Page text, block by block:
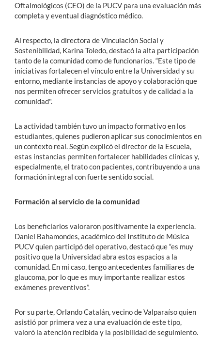
Oftalmológicos (CEO) de la PUCV para una evaluación más
completa y eventual diagnóstico médico.
Al respecto, la directora de Vinculación Social y
Sostenibilidad, Karina Toledo, destacó la alta participación
tanto de la comunidad como de funcionarios. “Este tipo de
iniciativas fortalecen el vínculo entre la Universidad y su
entorno, mediante instancias de apoyo y colaboración que
nos permiten ofrecer servicios gratuitos y de calidad a la
comunidad".
La actividad también tuvo un impacto formativo en los
estudiantes, quienes pudieron aplicar sus conocimientos en
un contexto real. Según explicó el director de la Escuela,
estas instancias permiten fortalecer habilidades clínicas y,
especialmente, el trato con pacientes, contribuyendo a una
formación integral con fuerte sentido social.
Formación al servicio de la comunidad
Los beneficiarios valoraron positivamente la experiencia.
Daniel Bahamondes, académico del Instituto de Música
PUCV quien participó del operativo, destacó que “es muy
positivo que la Universidad abra estos espacios a la
comunidad. En mi caso, tengo antecedentes familiares de
glaucoma, por lo que es muy importante realizar estos
exámenes preventivos”.
Por su parte, Orlando Catalán, vecino de Valparaíso quien
asistió por primera vez a una evaluación de este tipo,
valoró la atención recibida y la posibilidad de seguimiento.